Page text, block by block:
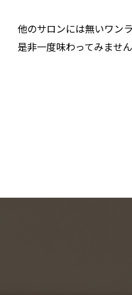
他のサロンには無いワン
是非一度味わってみませ